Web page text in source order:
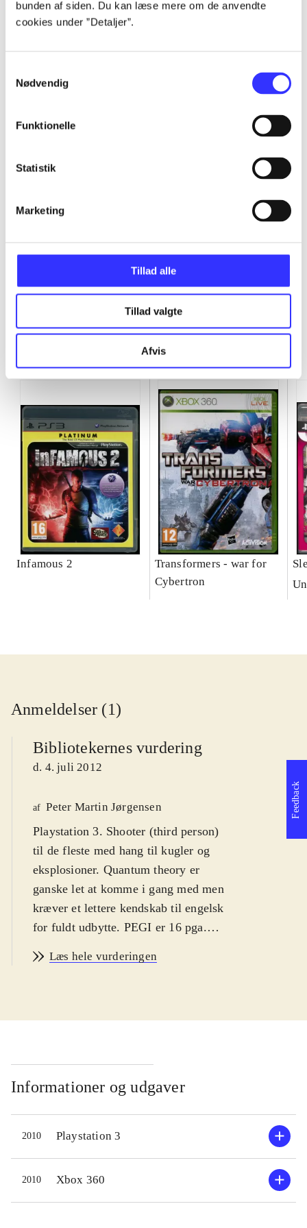
bunden af siden. Du kan læse mere om de anvendte
cookies under ”Detaljer”.
Nødvendig
Funktionelle
Statistik
Marketing
Tillad alle
Tillad valgte
Afvis
Artikler
Alle registrerede artikler fordelt på udgivelser
Infamous 2
Transformers - war for
Cybertron
Anmeldelser (1)
Bibliotekernes vurdering
d. 4. juli 2012
af Peter Martin Jørgensen
Playstation 3. Shooter (third person)
til de fleste med hang til kugler og
eksplosioner. Quantum theory er
ganske let at komme i gang med men
kræver et lettere kendskab til engelsk
for fuldt udbytte. PEGI er 16 pga.
I en måske ikke så fjern fremtid er
forandrer verden og menneskeheden
Syd skal man kæmpe mod denne
kraft og de mennesker der er blevet
forvandlet. Målet er et enormt tårn
der indeholder kernen til Diablosis.
Syd er den stærke, stille og mystiske
type, der skyder først. Man ser sin
karakter bagfra som han skyder sig
Læs hele vurderingen
Informationer og udgaver
2010 Playstation 3
2010 Xbox 360
Feedback